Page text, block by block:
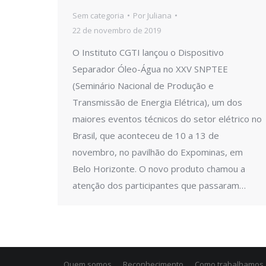
Sem categoria Por Juliana
22 de novembro de 2019
O Instituto CGTI lançou o Dispositivo
Separador Óleo-Água no XXV SNPTEE
(Seminário Nacional de Produção e
Transmissão de Energia Elétrica), um dos
maiores eventos técnicos do setor elétrico no
Brasil, que aconteceu de 10 a 13 de
novembro, no pavilhão do Expominas, em
Belo Horizonte. O novo produto chamou a
atenção dos participantes que passaram…